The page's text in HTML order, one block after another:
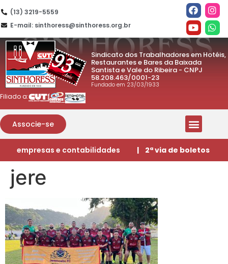
(13) 3219-5559
E-mail: sinthoress@sinthoress.org.br
Sindicato dos Trabalhadores em Hotéis,
Restaurantes e Bares da Baixada
Santista e Vale do Ribeira - CNPJ
58.208.463/0001-23
Fundado em 23/03/1933
Filiado a:
Associe-se
empresas e contabilidades | 2ª via de boletos
jere